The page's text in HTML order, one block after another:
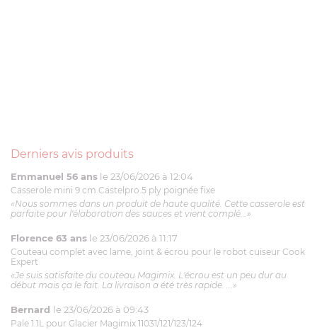
Derniers avis produits
Emmanuel 56 ans le 23/06/2026 à 12:04
Casserole mini 9 cm Castelpro 5 ply poignée fixe
«Nous sommes dans un produit de haute qualité. Cette casserole est
parfaite pour l'élaboration des sauces et vient complé...»
Florence 63 ans le 23/06/2026 à 11:17
Couteau complet avec lame, joint & écrou pour le robot cuiseur Cook
Expert
«Je suis satisfaite du couteau Magimix. L'écrou est un peu dur au
début mais ça le fait. La livraison a été très rapide. ...»
Bernard le 23/06/2026 à 09:43
Pale 1.1L pour Glacier Magimix 11031/121/123/124